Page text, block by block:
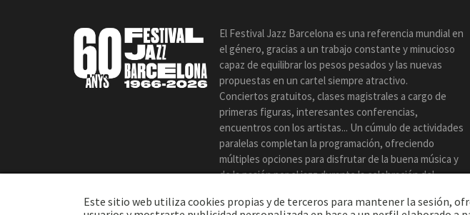
El Festival Jazz Barcelona es una referencia mundial en
el género, gracias a un trabajo constante y minucioso
capaz de equilibrar los pesos pesados y las nuevas
propuestas en un cartel siempre atractivo.
Conciertos gratuitos, clases magistrales a cargo de
primeras figuras, interesantes conferencias,
encuentros con los artistas... Un cúmulo de actividades
paralelas completan la programación, ofreciendo
múltiples opciones para disfrutar de la buena música y
de la pasión por el jazz durante la celebración del
Este sitio web utiliza cookies propias y de terceros para mantener la sesión,